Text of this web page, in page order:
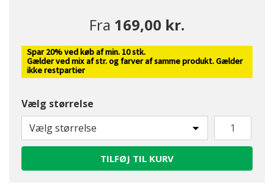
Fra 169,00 kr.
Spar 20% ved køb af min. 10 stk.
Gælder ved mix af str. og farver af samme produkt. Gælder
ikke restpartier
Vælg størrelse
Vælg størrelse
TILFØJ TIL KURV